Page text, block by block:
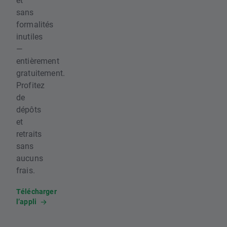
sans
formalités
inutiles
—
entièrement
gratuitement.
Profitez
de
dépôts
et
retraits
sans
aucuns
frais.
Télécharger
l’appli